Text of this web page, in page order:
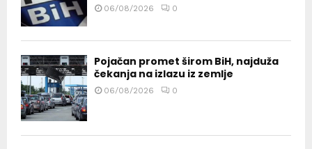
06/08/2026 0
Pojačan promet širom BiH, najduža
čekanja na izlazu iz zemlje
06/08/2026 0